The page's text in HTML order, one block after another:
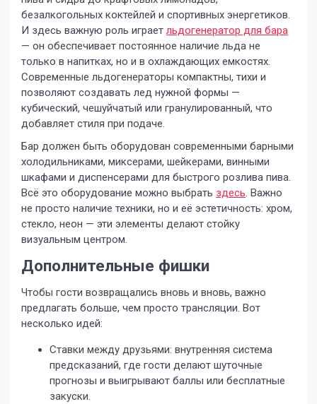
безалкогольных коктейлей и спортивных энергетиков.
И здесь важную роль играет льдогенератор для бара
— он обеспечивает постоянное наличие льда не
только в напитках, но и в охлаждающих емкостях.
Современные льдогенераторы компактны, тихи и
позволяют создавать лед нужной формы —
кубический, чешуйчатый или гранулированный, что
добавляет стиля при подаче.
Бар должен быть оборудован современными барными
холодильниками, миксерами, шейкерами, винными
шкафами и диспенсерами для быстрого розлива пива.
Всё это оборудование можно выбрать здесь. Важно
не просто наличие техники, но и её эстетичность: хром,
стекло, неон — эти элементы делают стойку
визуальным центром.
Дополнительные фишки
Чтобы гости возвращались вновь и вновь, важно
предлагать больше, чем просто трансляции. Вот
несколько идей:
Ставки между друзьями: внутренняя система
предсказаний, где гости делают шуточные
прогнозы и выигрывают баллы или бесплатные
закуски.